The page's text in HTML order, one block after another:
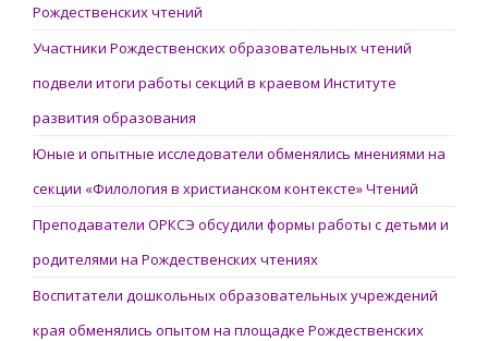
Рождественских чтений
Участники Рождественских образовательных чтений
подвели итоги работы секций в краевом Институте
развития образования
Юные и опытные исследователи обменялись мнениями на
секции «Филология в христианском контексте» Чтений
Преподаватели ОРКСЭ обсудили формы работы с детьми и
родителями на Рождественских чтениях
Воспитатели дошкольных образовательных учреждений
края обменялись опытом на площадке Рождественских